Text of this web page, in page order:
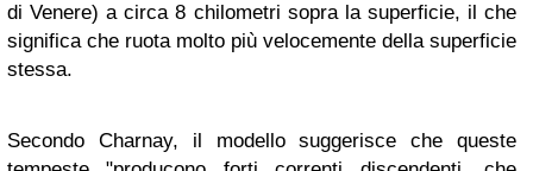
di Venere) a circa 8 chilometri sopra la superficie, il che
significa che ruota molto più velocemente della superficie
stessa.
Secondo Charnay, il modello suggerisce che queste